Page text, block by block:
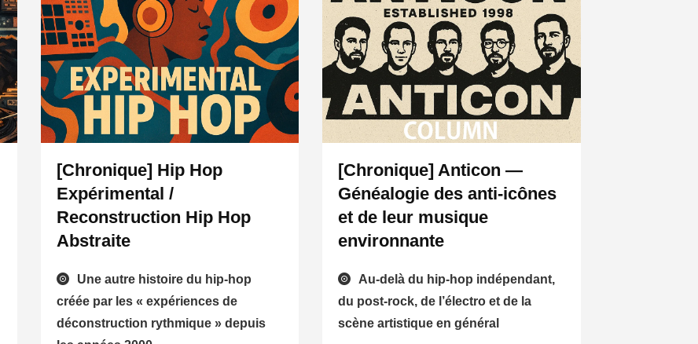
[Chronique] Hip Hop
Expérimental /
Reconstruction Hip Hop
Abstraite
Une autre histoire du hip-hop
créée par les « expériences de
déconstruction rythmique » depuis
[Chronique] Anticon —
Généalogie des anti-icônes
et de leur musique
environnante
Au-delà du hip-hop indépendant,
du post-rock, de l’électro et de la
scène artistique en général